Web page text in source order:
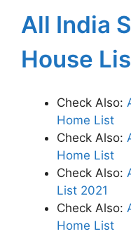
All India
House
Check Also:
Home List
Check Also:
Home List
Check Also:
List 2021
Check Also:
Home List